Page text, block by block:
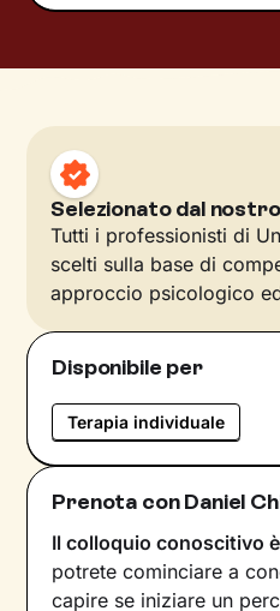
Selezionato dal
Tutti i professionisti di
scelti sulla base di
approccio psicologico
Disponibile per
Terapia individuale
Prenota con Daniel
Il colloquio conoscitivo
potrete cominciare a
capire se iniziare un